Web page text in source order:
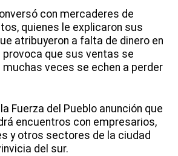
con mercaderes de
quienes le explicaron sus
atribuyeron a falta de dinero en
provoca que sus ventas se
muchas veces se echen a perder
Fuerza del Pueblo anunción que
encuentros con empresarios,
y otros sectores de la ciudad
del sur.